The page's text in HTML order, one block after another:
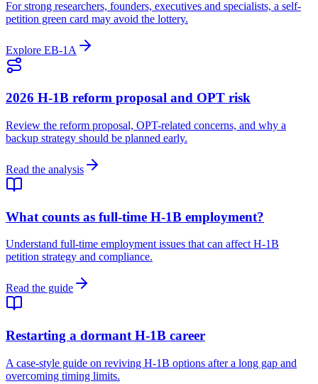
For strong researchers, founders, executives and specialists, a self-
petition green card may avoid the lottery.
Explore EB-1A
2026 H-1B reform proposal and OPT risk
Review the reform proposal, OPT-related concerns, and why a
backup strategy should be planned early.
Read the analysis
What counts as full-time H-1B employment?
Understand full-time employment issues that can affect H-1B
petition strategy and compliance.
Read the guide
Restarting a dormant H-1B career
A case-style guide on reviving H-1B options after a long gap and
overcoming timing limits.